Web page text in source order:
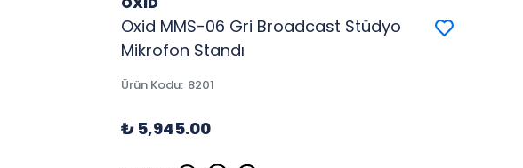
Oxid MMS-06 Gri Broadcast Stüdyo
Mikrofon Standı
Ürün Kodu: 8201
₺ 5,945.00